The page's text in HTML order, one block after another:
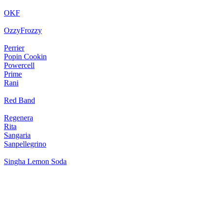
OKF
OzzyFrozzy
Perrier
Popin Cookin
Powercell
Prime
Rani
Red Band
Regenera
Rita
Sangaria
Sanpellegrino
Singha Lemon Soda